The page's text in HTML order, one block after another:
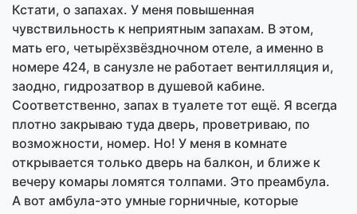
Кстати, о запахах. У меня повышенная
чувствильность к неприятным запахам. В этом,
мать его, четырёхзвёздночном отеле, а именно в
номере 424, в санузле не работает вентилляция и,
заодно, гидрозатвор в душевой кабине.
Соответственно, запах в туалете тот ещё. Я всегда
плотно закрываю туда дверь, проветриваю, по
возможности, номер. Но! У меня в комнате
открывается только дверь на балкон, и ближе к
вечеру комары ломятся толпами. Это преамбула.
А вот амбула-это умные горничные, которые